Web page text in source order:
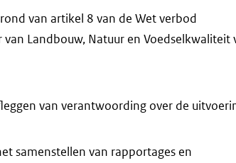
van artikel 8 van de Wet verbod
Landbouw, Natuur en Voedselkwaliteit
van verantwoording over de
samenstellen van rapportages en